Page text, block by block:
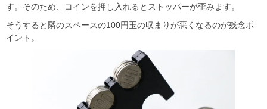
す。そのため、コインを押し入れるとストッパーが歪みます。
そうすると隣のスペースの100円玉の収まりが悪くなるのが残念ポ
イント。